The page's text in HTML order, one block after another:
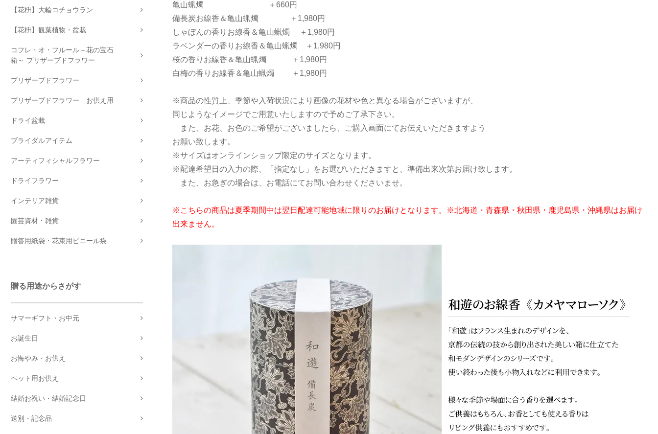
【花枡】大輪コチョウラン
【花枡】観葉植物・盆栽
コフレ・オ・フルール～花の宝石
箱～ プリザーブドフラワー
プリザーブドフラワー
プリザーブドフラワー お供え用
ドライ盆栽
ブライダルアイテム
アーティフィシャルフラワー
ドライフラワー
インテリア雑貨
園芸資材・雑貨
贈答用紙袋・花束用ビニール袋
贈る用途からさがす
サマーギフト・お中元
お誕生日
お悔やみ・お供え
ペット用お供え
結婚お祝い・結婚記念日
送別・記念品
亀山蝋燭 ＋660円
備長炭お線香＆亀山蝋燭 ＋1,980円
しゃぼんの香りお線香＆亀山蝋燭 ＋1,980円
ラベンダーの香りお線香＆亀山蝋燭 ＋1,980円
桜の香りお線香＆亀山蝋燭 ＋1,980円
白梅の香りお線香＆亀山蝋燭 ＋1,980円
※商品の性質上、季節や入荷状況により画像の花材や色と異なる場合がございますが、
同じようなイメージでご用意いたしますので予めご了承下さい。
また、お花、お色のご希望がございましたら、ご購入画面にてお伝えいただきますよう
お願い致します。
※サイズはオンラインショップ限定のサイズとなります。
※配達希望日の入力の際、「指定なし」をお選びいただきますと、準備出来次第お届け致します。
また、お急ぎの場合は、お電話にてお問い合わせくださいませ。
※こちらの商品は夏季期間中は翌日配達可能地域に限りのお届けとなります。※北海道・青森県・秋田県・鹿児島県・沖縄県はお届け
出来ません。